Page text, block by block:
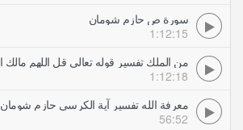
سورة ص حازم شومان
1:12:15
1:12:18
معرفة الله تفسير آية الكرسي حازم شومان
56:52